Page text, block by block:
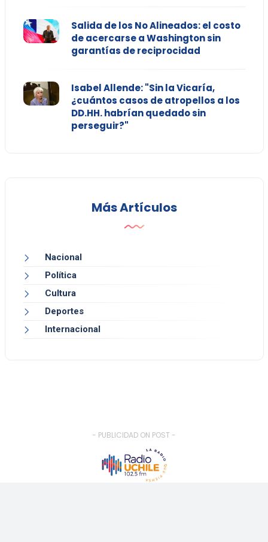
Salida de los No Alineados: el costo
de acercarse a Washington sin
garantías de reciprocidad
Isabel Allende: "Sin la Vicaría,
¿cuántos casos de atropellos a los
DD.HH. habrían quedado sin
perseguir?"
Más Artículos
Nacional
Política
Cultura
Deportes
Internacional
- PUBLICIDAD ON POST -